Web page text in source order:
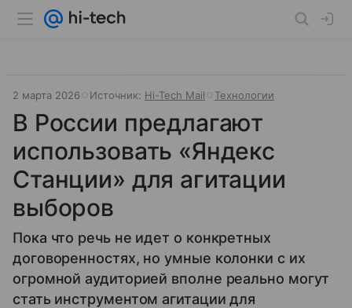
2 марта 2026 Источник: Hi-Tech Mail Технологии
В России предлагают
использовать «Яндекс
Станции» для агитации
выборов
Пока что речь не идет о конкретных
договоренностях, но умные колонки с их
огромной аудиторией вполне реально могут
стать инструментом агитации для